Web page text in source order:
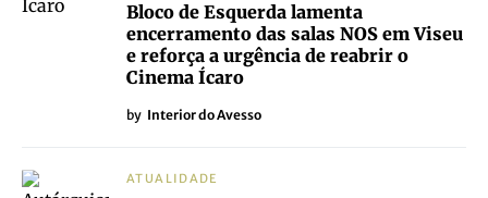
Bloco de Esquerda lamenta
encerramento das salas NOS em Viseu
e reforça a urgência de reabrir o
Cinema Ícaro
by Interior do Avesso
ATUALIDADE